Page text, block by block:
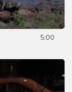
5:00